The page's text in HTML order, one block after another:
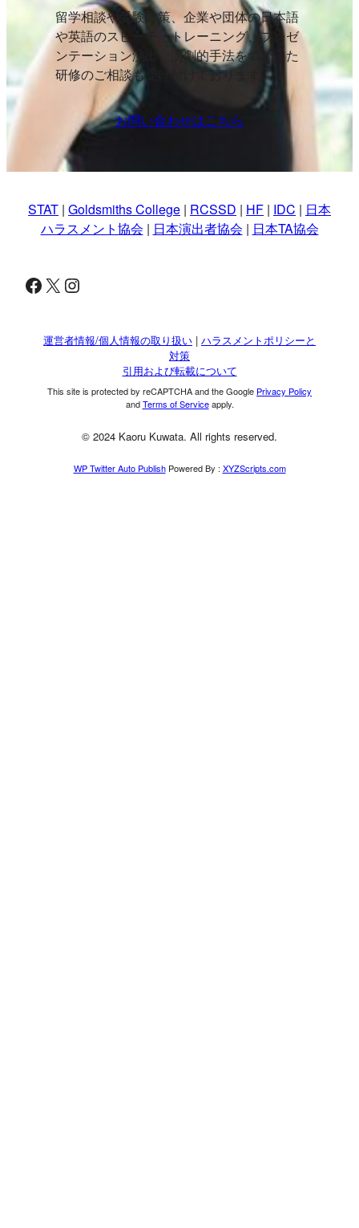
留学相談や受験対策、企業や団体の日本語
や英語のスピーチ・トレーニング、プレゼ
ンテーション演出、演劇的手法をつかった
研修のご相談も受け付けております。
お問い合わせはこちら
STAT | Goldsmiths College | RCSSD | HF | IDC | 日本
ハラスメント協会 | 日本演出者協会 | 日本TA協会
Facebook X Instagram
運営者情報/個人情報の取り扱い | ハラスメントポリシーと
対策
引用および転載について
This site is protected by reCAPTCHA and the Google Privacy Policy
andTerms of Serviceapply.
© 2024 Kaoru Kuwata. All rights reserved.
WP Twitter Auto PublishPowered By : XYZScripts.com